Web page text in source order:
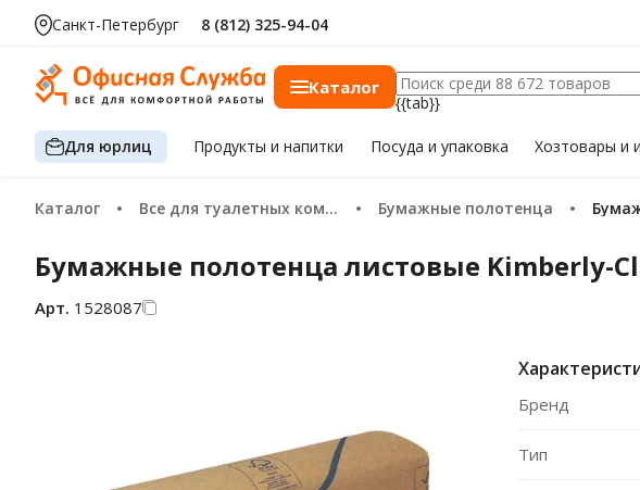
Санкт-Петербург 8 (812) 325-94-04
Каталог
{{tab}}
Для юрлиц Продуктыи напитки Посуда и упаковка Хозтоварыи
Каталог Все для туалетных комнат Бумажные полотенца
Бумажные полотенца листовые Kimberly-
Арт. 1528087
Бренд
Тип